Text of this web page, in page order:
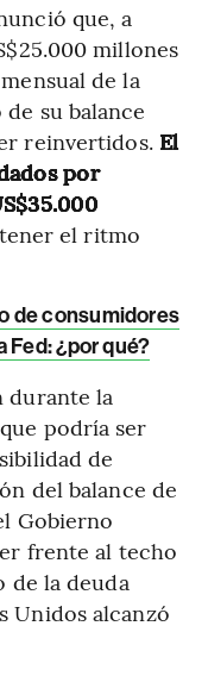
que, a
millones
de la
su balance
reinvertidos. El
por
el ritmo
de consumidores
Fed: ¿por qué?
durante la
podría ser
de
del balance de
Gobierno
frente al techo
de la deuda
Unidos alcanzó